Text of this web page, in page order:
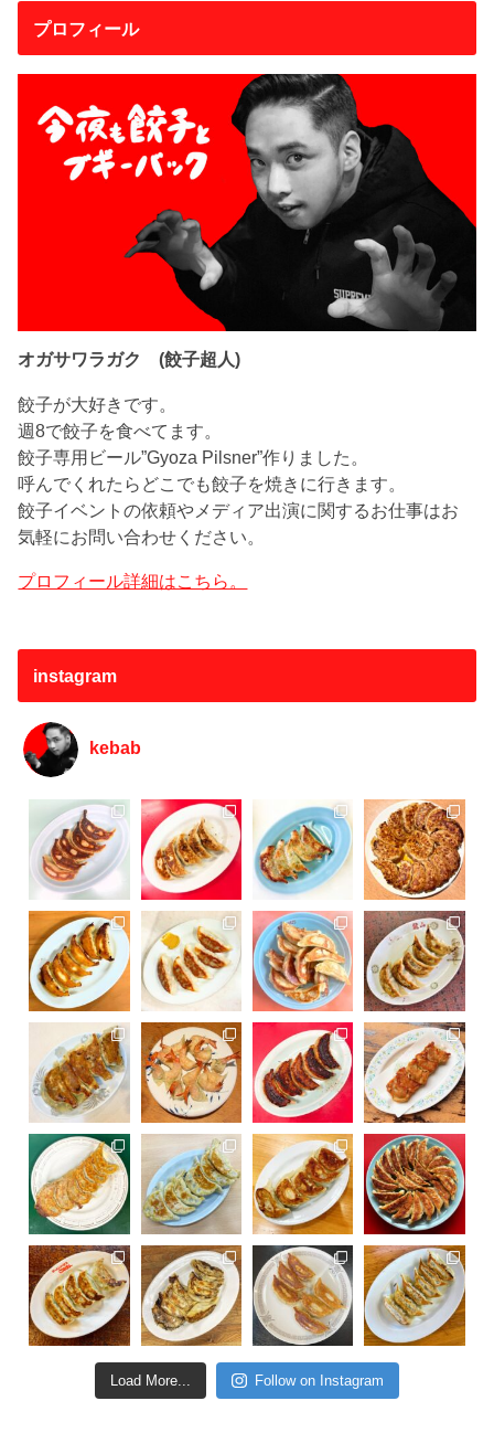
プロフィール
オガサワラガク (餃子超人)
餃子が大好きです。
週8で餃子を食べてます。
餃子専用ビール”Gyoza Pilsner”作りました。
呼んでくれたらどこでも餃子を焼きに行きます。
餃子イベントの依頼やメディア出演に関するお仕事はお
気軽にお問い合わせください。
プロフィール詳細はこちら。
instagram
kebab
Load More... Follow on Instagram